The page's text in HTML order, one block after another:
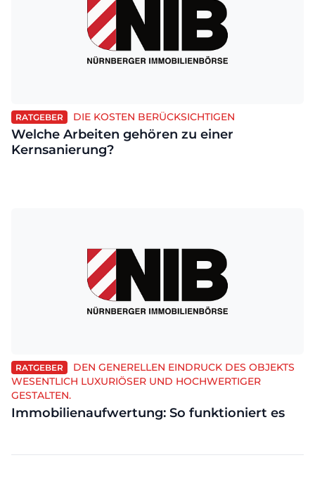
RATGEBER DIE KOSTEN BERÜCKSICHTIGEN
Welche Arbeiten gehören zu einer
Kernsanierung?
RATGEBER
DEN GENERELLEN EINDRUCK DES OBJEKTS
WESENTLICH LUXURIÖSER UND HOCHWERTIGER
GESTALTEN.
Immobilienaufwertung: So funktioniert es